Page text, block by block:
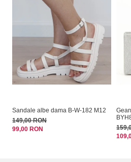
Sandale albe dama B-W-182 M12
149,00 RON
99,00 RON